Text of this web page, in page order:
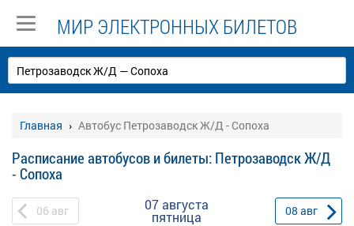
МИР ЭЛЕКТРОННЫХ БИЛЕТОВ
Главная Автобус Петрозаводск Ж/Д - Сопоха
Расписание автобусов и билеты: Петрозаводск Ж/Д
- Сопоха
06 авг 07 августа
пятница 08 авг